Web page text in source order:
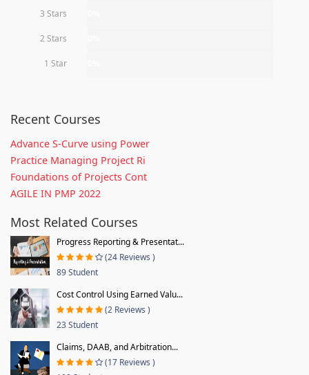
3 Stars
2 Stars
1 Star
Recent Courses
Advance S-Curve using Power
Practice Managing Project Ri
Foundations of Projects Cont
AGILE IN PMP 2022
Most Related Courses
Progress Reporting & Presentat...
(24 Reviews )
89 Student
Cost Control Using Earned Valu...
(2 Reviews )
23 Student
Claims, DAAB, and Arbitration...
(17 Reviews )